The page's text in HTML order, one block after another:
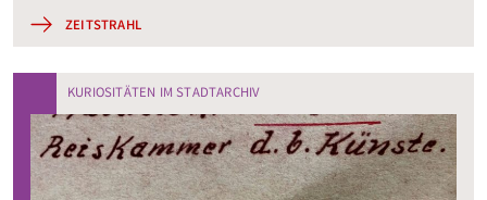
ZEITSTRAHL
KURIOSITÄTEN IM STADTARCHIV